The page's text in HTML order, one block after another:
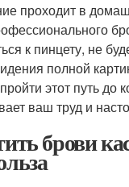
проходит в
к пинцету, не
полной
этот путь до
ваш труд и
брови